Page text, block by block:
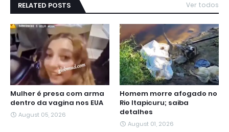
RELATED POSTS Ver todos
Mulher é presa com arma
dentro da vagina nos EUA
August 05, 2026
Homem morre afogado no
Rio Itapicuru; saiba
detalhes
August 01, 2026